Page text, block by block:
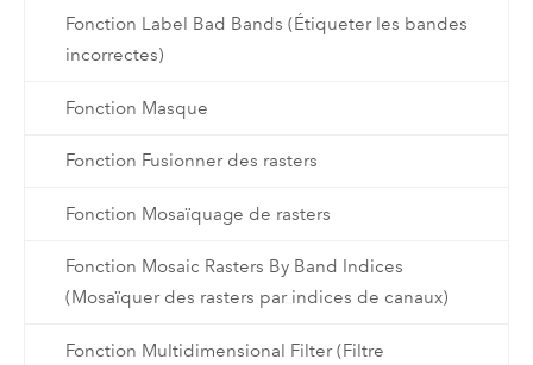
Fonction Label Bad Bands (Étiqueter les bandes
incorrectes)
Fonction Masque
Fonction Fusionner des rasters
Fonction Mosaïquage de rasters
Fonction Mosaic Rasters By Band Indices
(Mosaïquer des rasters par indices de canaux)
Fonction Multidimensional Filter (Filtre